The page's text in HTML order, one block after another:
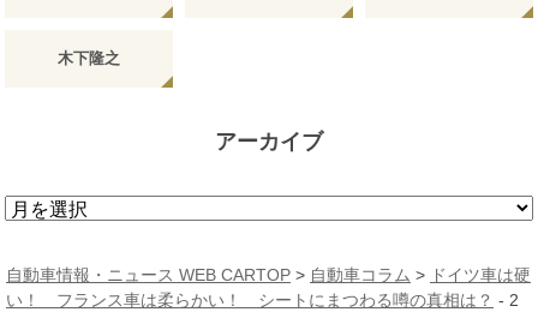
木下隆之
アーカイブ
ア
カ
イ
自動車情報・ニュース WEB CARTOP > 自動車コラム > ドイツ車は硬
い！ フランス車は柔らかい！ シートにまつわる噂の真相は？ - 2